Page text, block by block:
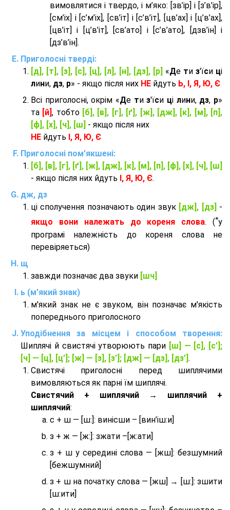
вимовлятися і твердо, і м’яко: [зв’ір] і [з’в’ір],
[см’іх] і [с’м’іх], [св’іт] і [с’в’іт], [цв’ах] і [ц’в’ах],
[цв’іт] і [ц’в’іт], [св’ато] і [с’в’ато], [дзв’iн] і
[дз’в’iн].
Приголосні тверді:
[д], [т], [з], [с], [ц], [л], [н], [дз], [р] «Де ти з'їси ці
лини, дз, р» - якщо після них НЕ йдуть Ь, І, Я, Ю, Є
Всі приголосні, окрім «Де тиз'їси ці лини, дз, р»
та [й], тобто [б], [в], [г], [ґ], [ж], [дж], [к], [м], [п],
[ф], [х], [ч], [ш] - якщо після них
НЕ йдуть І, Я, Ю, Є
Приголосні пом'якшені:
[б], [в], [г], [ґ], [ж], [дж], [к], [м], [п], [ф], [х], [ч], [ш]
- якщо після них йдуть І, Я, Ю, Є.
дж, дз
ці сполучення позначають один звук [дж], [дз] -
якщо вони належать до кореня слова. (*у
програмі належність до кореня слова не
перевіряеться)
щ
завжди позначає два звуки [шч]
ь (м'який знак)
м'який знак не є звуком, він позначає м'якість
попереднього приголосного
Уподібнення за місцем і способом творення:
Шиплячі й свистячі утворюють пари [ш] — [c], [с’];
[ч] — [ц], [ц’]; [ж] — [з], [з’]; [дж] — [дз], [дз’] .
Свистячі приголосні перед шиплячими
вимовляються як парні їм шиплячі.
Cвистячий + шиплячий → шиплячий +
шиплячий:
с + ш — [ш:]: винісши – [вин’іш:и]
з + ж — [ж:]: зжати –[ж:ати]
з + ш у середині слова — [жш]: безшумний
[бежшумний]
з + ш на початку слова — [жш] → [ш:]: зшити
[ш:ити]